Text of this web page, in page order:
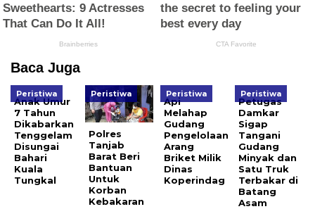
Baca Juga
Peristiwa
Anak Umur
7 Tahun
Dikabarkan
Tenggelam
Disungai
Bahari
Kuala
Tungkal
Peristiwa
Polres
Tanjab
Barat Beri
Bantuan
Untuk
Korban
Kebakaran
Peristiwa
Api
Melahap
Gudang
Pengelolaan
Arang
Briket Milik
Dinas
Koperindag
Peristiwa
Petugas
Damkar
Sigap
Tangani
Gudang
Minyak dan
Satu Truk
Terbakar di
Batang
Asam